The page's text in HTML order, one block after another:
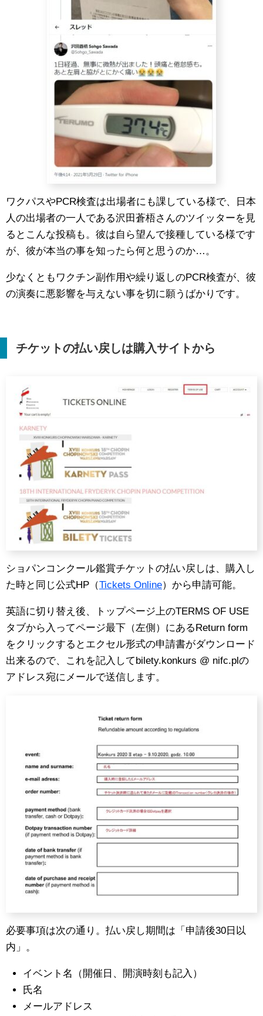
ワクパスやPCR検査は出場者にも課している様で、日本
人の出場者の一人である沢田蒼梧さんのツイッターを見
るとこんな投稿も。彼は自ら望んで接種している様です
が、彼が本当の事を知ったら何と思うのか…。
少なくともワクチン副作用や繰り返しのPCR検査が、彼
の演奏に悪影響を与えない事を切に願うばかりです。
チケットの払い戻しは購入サイトから
ショパンコンクール鑑賞チケットの払い戻しは、購入し
た時と同じ公式HP（Tickets Online）から申請可能。
英語に切り替え後、トップページ上のTERMS OF USE
タブから入ってページ最下（左側）にあるReturn form
をクリックするとエクセル形式の申請書がダウンロード
出来るので、これを記入してbilety.konkurs @ nifc.plの
アドレス宛にメールで送信します。
必要事項は次の通り。払い戻し期間は「申請後30日以
内」。
イベント名（開催日、開演時刻も記入）
氏名
メールアドレス